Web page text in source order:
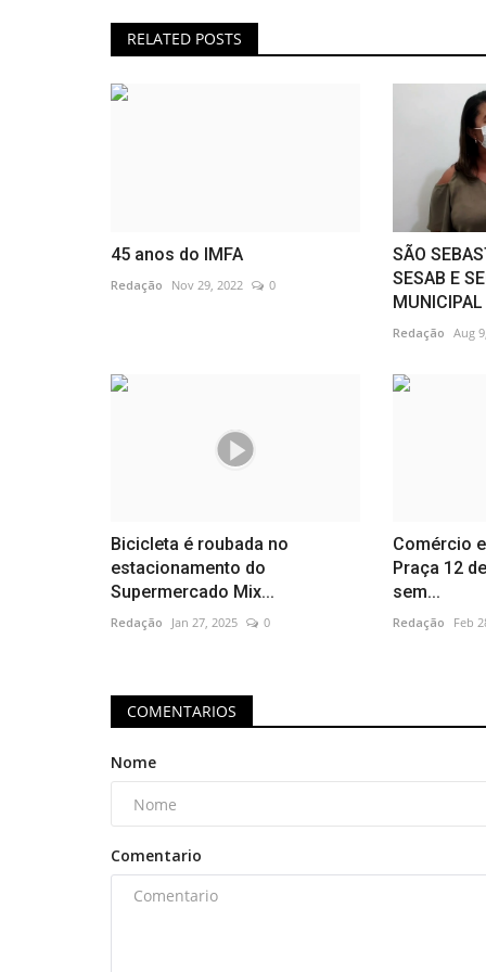
RELATED POSTS
45 anos do IMFA
Redação Nov 29, 2022 0
SÃO
SESAB E
MUNICIPAL
Redação Aug
Bicicleta é roubada no
estacionamento do
Supermercado Mix...
Redação Jan 27, 2025 0
Comércio
Praça 12
sem...
Redação Feb
COMENTARIOS
Nome
Comentario